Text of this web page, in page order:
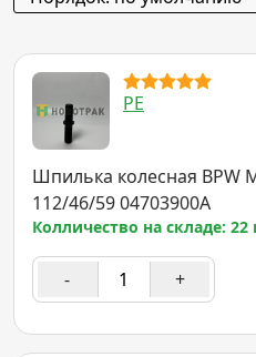
PE
Шпилька колесная BPW
112/46/59 04703900A
Колличество на складе: 22
- +